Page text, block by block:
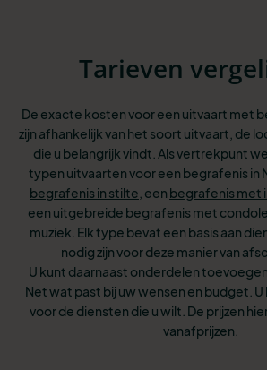
Tarieven
De exacte kosten voor een uitvaart met
zijn afhankelijk van het soort uitvaart, de
die u belangrijk vindt. Als vertrekpunt
typen uitvaarten voor een begrafenis in
begrafenis in stilte , een begrafenis met
een uitgebreide begrafenismet
muziek. Elk type bevat een basis aan
nodig zijn voor deze manier van
U kunt daarnaast onderdelen
Net wat past bij uw wensen en budget.
voor de diensten die u wilt. De prijzen
vanafprijzen.